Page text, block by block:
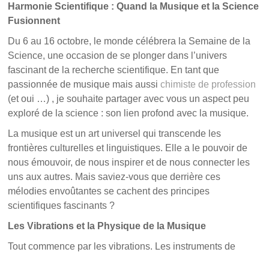
Harmonie Scientifique : Quand la Musique et la Science
Fusionnent
Du 6 au 16 octobre, le monde célébrera la Semaine de la
Science, une occasion de se plonger dans l’univers
fascinant de la recherche scientifique. En tant que
passionnée de musique mais aussichimiste de profession
(et oui …) , je souhaite partager avec vous un aspect peu
exploré de la science : son lien profond avec la musique.
La musique est un art universel qui transcende les
frontières culturelles et linguistiques. Elle a le pouvoir de
nous émouvoir, de nous inspirer et de nous connecter les
uns aux autres. Mais saviez-vous que derrière ces
mélodies envoûtantes se cachent des principes
scientifiques fascinants ?
Les Vibrations et la Physique de la Musique
Tout commence par les vibrations. Les instruments de